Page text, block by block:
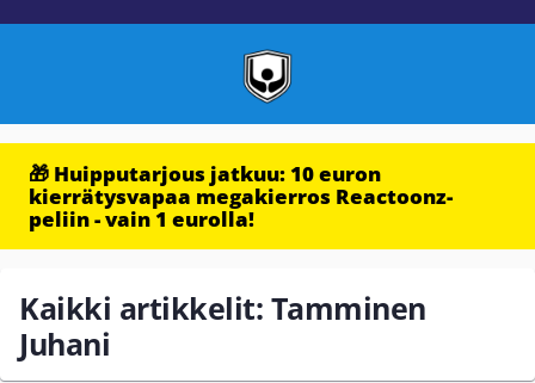
🎁 Huipputarjous jatkuu: 10 euron
kierrätysvapaa megakierros Reactoonz-
peliin - vain 1 eurolla!
Kaikki artikkelit: Tamminen
Juhani